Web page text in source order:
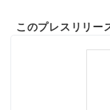
このプレスリリー